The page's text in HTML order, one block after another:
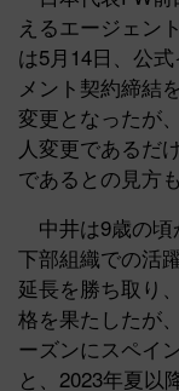
えるエージェン
は5月14日、公
メント契約締結
変更となったが
人変更であるだ
であるとの見方
中井は9歳の頃
下部組織での活
延長を勝ち取り
格を果たしたが
ーズンにスペイ
と、2023年夏以